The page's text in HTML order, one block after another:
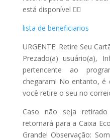
está disponível 👇🏻
lista de beneficiarios
URGENTE: Retire Seu
Prezado(a) usuário(a),
pertencente ao
chegaram! No entanto, é
você retire o seu no
Caso não seja
retornará para a Caixa
Grande! Observação: